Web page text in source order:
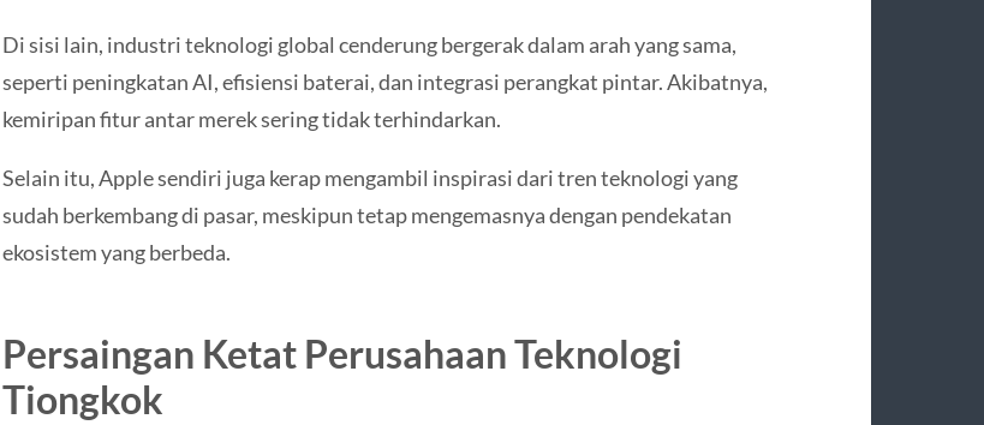
Di sisi lain, industri teknologi global cenderung bergerak dalam arah yang sama,
seperti peningkatan AI, efisiensi baterai, dan integrasi perangkat pintar. Akibatnya,
kemiripan fitur antar merek sering tidak terhindarkan.
Selain itu, Apple sendiri juga kerap mengambil inspirasi dari tren teknologi yang
sudah berkembang di pasar, meskipun tetap mengemasnya dengan pendekatan
ekosistem yang berbeda.
Persaingan Ketat Perusahaan Teknologi
Tiongkok